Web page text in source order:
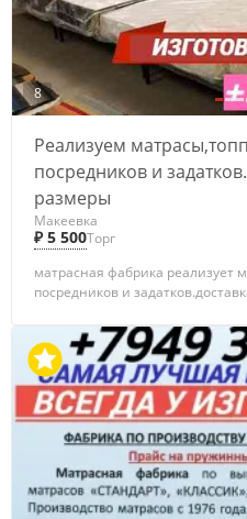
8
Реализуем
посредников и
размеры
Макеевка
₽ 5 500Торг
матрасная фабрика реализует
посредников и